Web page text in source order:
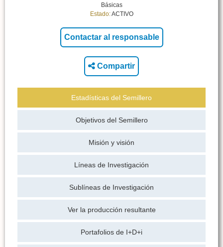
Básicas
Estado:ACTIVO
Compartir
Estadísticas del Semillero
Objetivos del Semillero
Misión y visión
Líneas de Investigación
Sublíneas de Investigación
Ver la producción resultante
Portafolios de I+D+i